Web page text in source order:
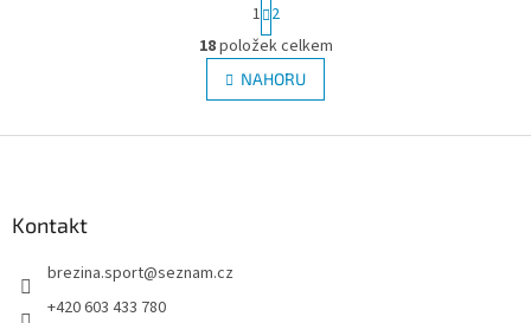
O
v
l
á
t
r
á
n
k
v
1 2
18položek celkem
NAHORU
Kontakt
brezina.sport@seznam.cz
+420 603 433 780